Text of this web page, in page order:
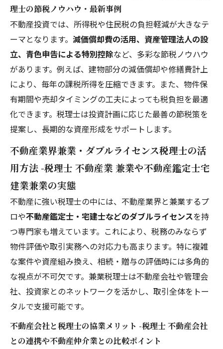
理士の節税ノウハウ・最新事例
不動産投資では、所得税や住民税の負担軽減が大きなテ
ーマとなります。 減価償却費の活用、資産管理法人の設
立、青色申告による特別控除など、多彩な節税ノウハウ
があります。例えば、建物部分の減価償却や修繕費計上
により、毎年の課税所得を圧縮できます。また、物件保
有期間や売却タイミングの工夫によっても税負担を最適
化できます。税理士は投資計画に応じた最善の節税策を
提案し、長期的な資産形成をサポートします。
不動産業界兼業・ダブルライセンス税理士の活
用方法 -税理士 不動産業 兼業や不動産鑑定士宅
建業兼業の実態
不動産に強い税理士の中には、不動産業界と兼業するプ
ロや不動産鑑定士・宅建士などのダブルライセンスを持
つ専門家も増えています。これにより、税務のみならず
物件評価や取引実務への対応力も高まります。特に複雑
な案件や資産組み換え、相続・贈与の評価時には多角的
な視点が不可欠です。兼業税理士は不動産会社や管理会
社、投資家とのネットワークを活かし、取引全体をトー
タルで支援可能です。
不動産会社と税理士の協業メリット -税理士 不動産会社
との連携や不動産仲介業との比較ポイント